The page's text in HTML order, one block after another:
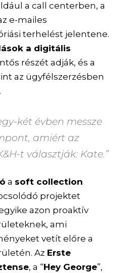
a call centerben, a
e-mailes
terhelést jelentene.
a digitális
részét adják, és a
az ügyfélszerzésben
két évben messze
amiért az
t választják: Kate.”
a soft collection
projektet
azon proaktív
ami
vetít előre a
Az Erste
, a “Hey George”,